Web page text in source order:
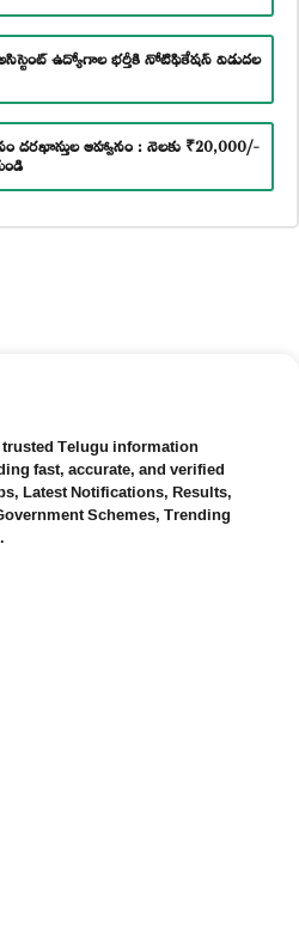
ఉద్యోగాల భర్తీకి నోటిఫికేషన్ విడుదల
దరఖాస్తుల ఆహ్వానం : నెలకు ₹20,000/-
Telugu information
fast, accurate, and verified
Latest Notifications, Results,
Schemes, Trending